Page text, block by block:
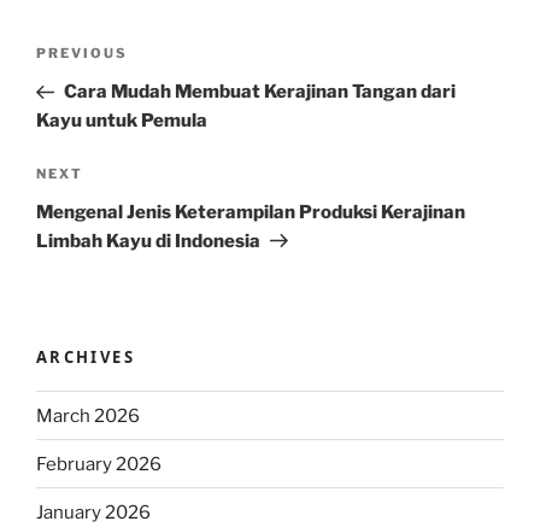
Previous
Post
PREVIOUS
Cara Mudah Membuat Kerajinan Tangan dari
Kayu untuk Pemula
Next
Post
NEXT
Mengenal Jenis Keterampilan Produksi Kerajinan
Limbah Kayu di Indonesia
ARCHIVES
March 2026
February 2026
January 2026